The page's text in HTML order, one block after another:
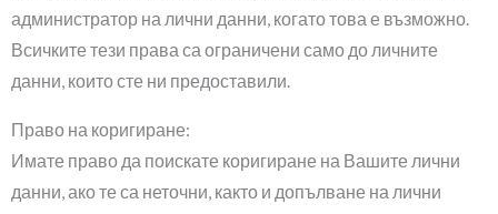
администратор на лични данни, когато това е възможно.
Всичките тези права са ограничени само до личните
данни, които сте ни предоставили.
Право на коригиране:
Имате право да поискате коригиране на Вашите лични
данни, ако те са неточни, както и допълване на лични